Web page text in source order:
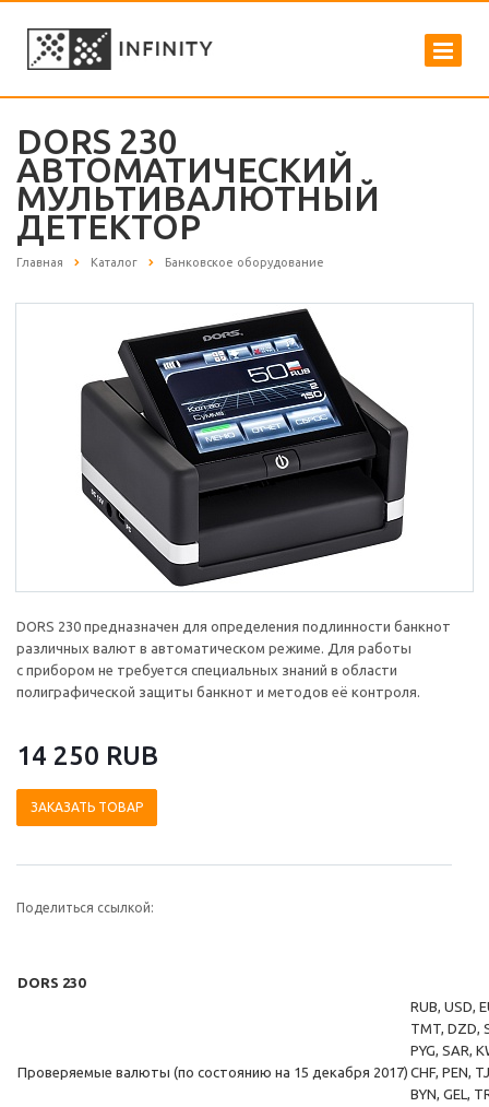
DORS 230
АВТОМАТИЧЕСКИЙ
МУЛЬТИВАЛЮТНЫЙ
ДЕТЕКТОР
Главная Каталог Банковское оборудование
DORS 230 предназначен для определения подлинности банкнот
различных валют в автоматическом режиме. Для работы
с прибором не требуется специальных знаний в области
полиграфической защиты банкнот и методов её контроля.
14 250 RUB
ЗАКАЗАТЬ ТОВАР
Поделиться ссылкой:
DORS 230
Проверяемые валюты (по состоянию на 15 декабря 2017)
RUB, USD,
TMT, DZD,
PYG, SAR,
CHF, PEN,
BYN, GEL,